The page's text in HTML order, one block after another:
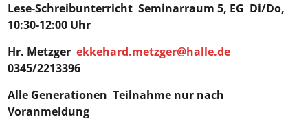
Lese-SchreibunterrichtSeminarraum 5, EG Di/Do,
10:30-12:00 Uhr
Hr. Metzgerekkehard.metzger@halle.de
0345/2213396
Alle GenerationenTeilnahme nur nach
Voranmeldung